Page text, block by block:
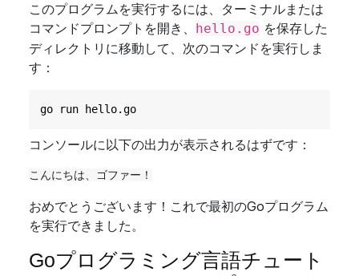
このプログラムを実行するには、ターミナルまたは
コマンドプロンプトを開き、 hello.go を保存した
ディレクトリに移動して、次のコマンドを実行しま
す：
コンソールに以下の出力が表示されるはずです：
おめでとうございます！これで最初のGoプログラム
を実行できました。
Goプログラミング言語チュート